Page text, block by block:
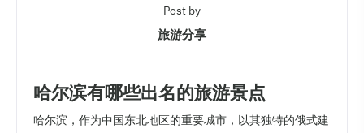
Post by
旅游分享
哈尔滨有哪些出名的旅游景点
哈尔滨，作为中国东北地区的重要城市，以其独特的俄式建